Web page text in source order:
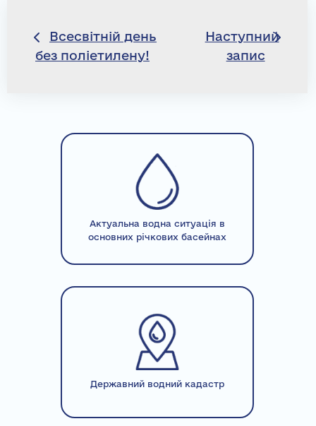
Навігація
записів
Всесвітній день
без поліетилену!
Наступний
запис
Актуальна водна ситуація в
основних річкових басейнах
Державний водний кадастр